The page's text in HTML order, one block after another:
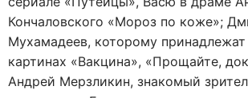
Кончаловского «Мороз по коже»;
Мухамадеев, которому
картинах «Вакцина», «Прощайте,
Андрей Мерзликин, знакомый